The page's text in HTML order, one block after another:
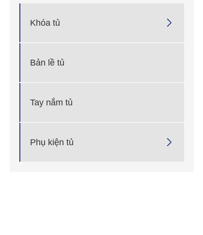
Khóa tủ 
Bản lề tủ
Tay nắm tủ
Phụ kiện tủ 